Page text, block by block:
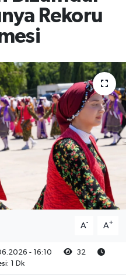
Rekoru
A- A+
- 16:10
32
1 Dk
ve Fikstür